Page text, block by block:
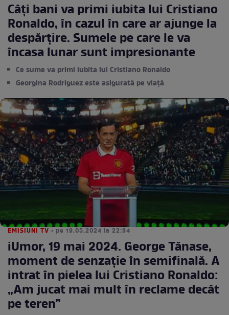
Câți bani va primi iubita lui Cristiano
Ronaldo, în cazul în care ar ajunge la
despărțire. Sumele pe care le va
încasa lunar sunt impresionante
Ce sume va primi iubita lui Cristiano Ronaldo
Georgina Rodriguez este asigurată pe viață
EMISIUNI TV • pe 19.05.2024 la 22:34
iUmor, 19 mai 2024. George Tănase,
moment de senzație în semifinală. A
intrat în pielea lui Cristiano Ronaldo:
„Am jucat mai mult în reclame decât
pe teren”